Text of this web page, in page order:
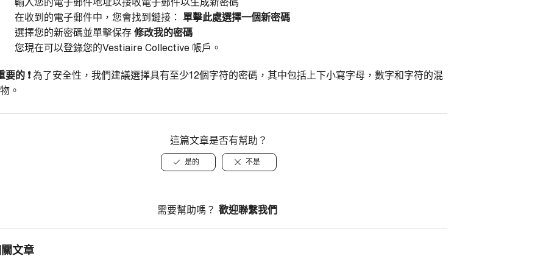
在收到的電子郵件中，您會找到鏈接：
單擊此處選擇一個新密碼
選擇您的新密碼並單擊保存 修改我的密碼
您現在可以登錄您的Vestiaire Collective 帳戶。
要的 ❗為了安全性，我們建議選擇具有至少12個字符的密碼，其中包括上下小寫字母，數字和字符的混
。
這篇文章是否有幫助？
是的 不是
需要幫助嗎？ 歡迎聯繫我們
文章